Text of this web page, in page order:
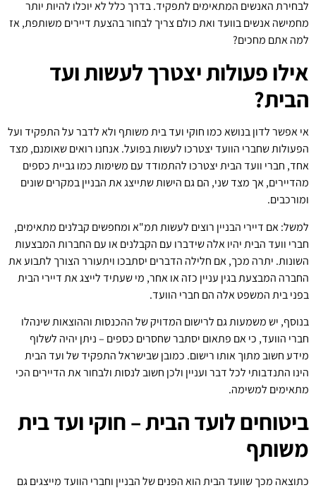
לבחירת האנשים המתאימים לתפקיד. בדרך כלל לא יוכלו להיות יותר
מחמישה אנשים בוועד ואת כולם צריך לבחור בהצעת דיירים משותפת, אז
למה אתם מחכים?
אילו פעולות יצטרך לעשות ועד
הבית?
אי אפשר לדון בנושא כמו חוקי ועד בית משותף ולא לדבר על התפקיד ועל
הפעולות שחברי הוועד יצטרכו לעשות בפועל. אנחנו רואים שאומנם, מצד
אחד, חברי וועד הבית יצטרכו להתמודד עם משימות כמו גביית כספים
מהדיירים, אך מצד שני, הם גם הישות שתייצג את הבניין במקרים שונים
ומורכבים.
למשל: אם דיירי הבניין רוצים לעשות תמ"א ומחפשים קבלנים מתאימים,
חברי וועד הבית יהיו אלה שידברו עם הקבלנים או עם החברות המבצעות
השונות. יתרה מכך, אם חלילה הדברים יסתבכו ויתעורר הצורך לתבוע את
החברה המבצעת בגין עניין כזה או אחר, מי שעתיד לייצג את דיירי הבית
בפני בית המשפט אלה הם חברי הוועד.
בנוסף, יש משמעות גם לרישום המדויק של ההכנסות וההוצאות שינהלו
חברי הוועד, כי אם פתאום יסתבר שחסרים כספים – ניתן יהיה לשלוף
מידע חשוב מתוך אותו רישום. כמובן שבישראל התפקיד של ועד הבית
הינו התנדבותי לכל דבר ועניין ולכן חשוב לנסות ולבחור את הדיירים הכי
מתאימים למשימה.
ביטוחים לועד הבית – חוקי ועד בית
משותף
כתוצאה מכך שוועד הבית הוא הפנים של הבניין וחברי הוועד מייצגים גם